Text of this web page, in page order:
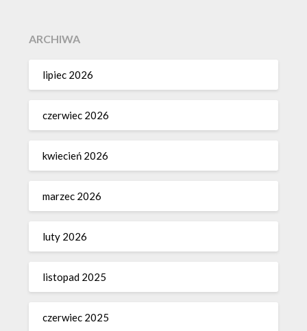
ARCHIWA
lipiec 2026
czerwiec 2026
kwiecień 2026
marzec 2026
luty 2026
listopad 2025
czerwiec 2025